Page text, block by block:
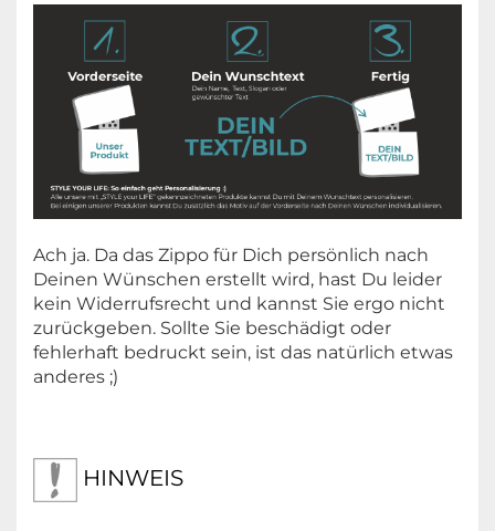
Ach ja. Da das Zippo für Dich persönlich nach
Deinen Wünschen erstellt wird, hast Du leider
kein Widerrufsrecht und kannst Sie ergo nicht
zurückgeben. Sollte Sie beschädigt oder
fehlerhaft bedruckt sein, ist das natürlich etwas
anderes ;)
HINWEIS